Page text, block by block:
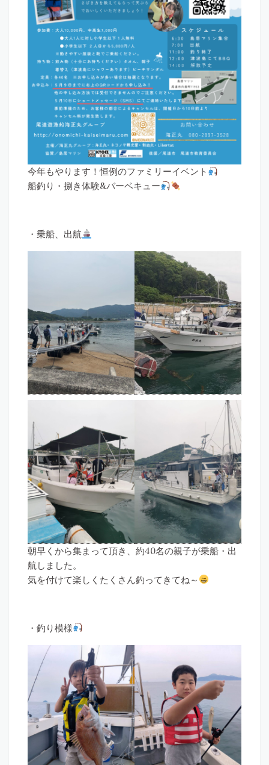
今年もやります！恒例のファミリーイベント
船釣り・捌き体験&バーベキュー
・乗船、出航
朝早くから集まって頂き、約40名の親子が乗船・出
航しました。
気を付けて楽しくたくさん釣ってきてね～
・釣り模様